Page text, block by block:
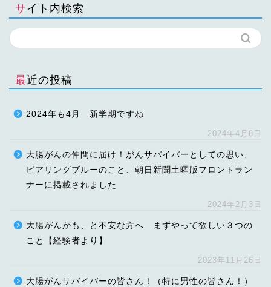
サイト内検索
最近の投稿
2024年も4月 新学期ですね
2024年4月8日
大腸がんの仲間に届け！がんサバイバーとしての思い、
ピアリングブルーのこと、朝日新聞土曜版フロントラン
ナーに掲載されました
2024年2月3日
大腸がんかも、と不安な方へ まずやって欲しい３つの
こと【経験者より】
2023年11月26日
大腸がんサバイバーの皆さん！（特に男性の皆さん！）